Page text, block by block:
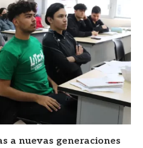
a nuevas generaciones